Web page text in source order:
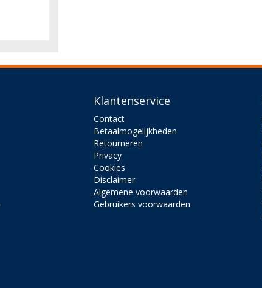
Klantenservice
Contact
Betaalmogelijkheden
Retourneren
Privacy
Cookies
Disclaimer
Algemene voorwaarden
Gebruikers voorwaarden